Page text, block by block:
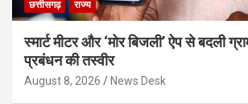
छत्तीसगढ़ राज्य
स्मार्ट मीटर और ‘मोर बिजली’ ऐप से बदली
प्रबंधन की तस्वीर
August 8, 2026 News Desk